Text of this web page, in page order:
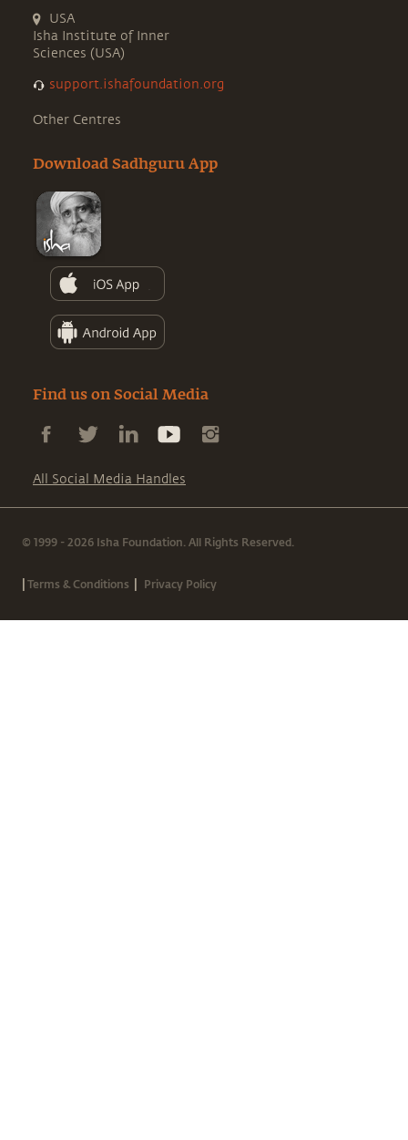
USA
Isha Institute of Inner
Sciences (USA)
support.ishafoundation.org
Other Centres
Download Sadhguru App
Find us on Social Media
All Social Media Handles
© 1999 - 2026 Isha Foundation. All Rights Reserved.
|Terms & Conditions | Privacy Policy